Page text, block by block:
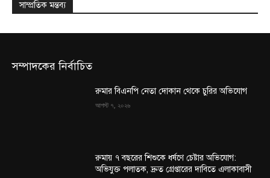
সাম্প্রতিক মন্তব্য
সম্পাদকের নির্বাচিত
রুমার বিএনপি নেতা দোকান থেকে চুরির অভিযোগ
আগস্ট ৭, ২০২৬
রুমায় ৭ বছরের শিশুকে ধর্ষণে চেষ্টার অভিযোগ:
অভিযুক্ত পলাতক, দ্রুত গ্রেপ্তারের দাবিতে এলাকাবাসী